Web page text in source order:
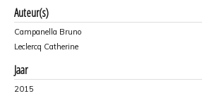
Auteur(s)
Campanella Bruno
Leclercq Catherine
Jaar
2015